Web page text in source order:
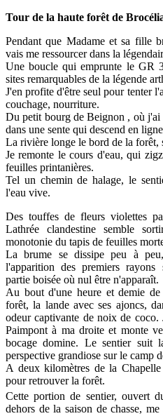
Tour de la haute forêt de
Pendant que Madame et sa fille
vais me ressourcer dans la
Une boucle qui emprunte le GR
sites remarquables de la légende
J'en profite d'être seul pour tenter
couchage, nourriture.
Du petit bourg de Beignon , où j'ai
dans une sente qui descend en
La rivière longe le bord de la forêt,
Je remonte le cours d'eau, qui
feuilles printanières.
Tel un chemin de halage, le
l'eau vive.
Des touffes de fleurs violettes
Lathrée clandestine semble
monotonie du tapis de feuilles
La brume se dissipe peu à
l'apparition des premiers rayons
partie boisée où nul être n'apparaît.
Au bout d'une heure et demie
forêt, la lande avec ses ajoncs,
odeur captivante de noix de
Paimpont à ma droite et monte
bocage domine. Le sentier suit
perspective grandiose sur le camp
A deux kilomètres de la
pour retrouver la forêt.
Cette portion de sentier, ouvert
dehors de la saison de chasse,